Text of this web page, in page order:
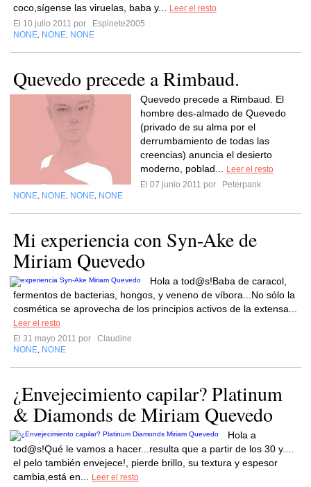
coco,sígense las viruelas, baba y...
Leer el resto
El 10 julio 2011 por
Espinete2005
NONE NONE NONE
Quevedo precede a Rimbaud.
Quevedo precede a Rimbaud. El
hombre des-almado de Quevedo
(privado de su alma por el
derrumbamiento de todas las
creencias) anuncia el desierto
moderno, poblad...
Leer el resto
El 07 junio 2011 por
Peterpank
NONE NONE NONE NONE
Mi experiencia con Syn-Ake de
Miriam Quevedo
Hola a tod@s!Baba de caracol,
fermentos de bacterias, hongos, y veneno de víbora...No sólo la
cosmética se aprovecha de los principios activos de la extensa...
Leer el resto
El 31 mayo 2011 por
Claudine
NONE NONE
¿Envejecimiento capilar? Platinum
& Diamonds de Miriam Quevedo
Hola a
tod@s!Qué le vamos a hacer...resulta que a partir de los 30 y....
el pelo también envejece!, pierde brillo, su textura y espesor
cambia,está en...
Leer el resto